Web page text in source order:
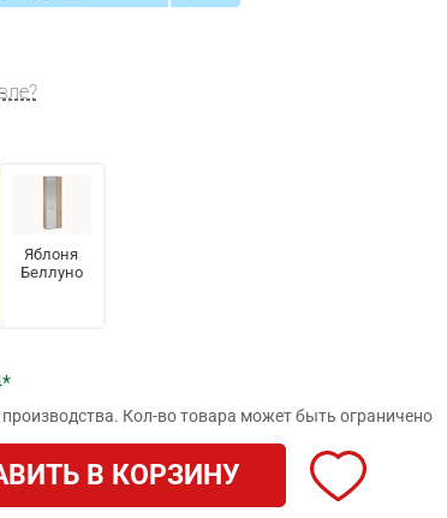
Яблоня
Беллуно
производства. Кол-во товара может быть ограничено
В КОРЗИНУ